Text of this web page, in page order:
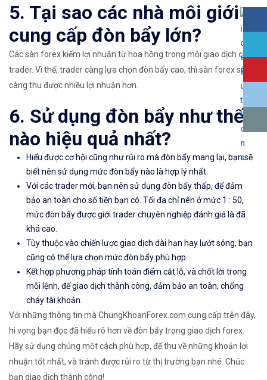
5. Tại sao các nhà môi giới
cung cấp đòn bẩy lớn?
Các sàn forex kiếm lợi nhuận từ hoa hồng trong mỗi giao dịch của
trader. Vì thế, trader càng lựa chọn đòn bẩy cao, thì sàn forex sẽ
càng thu được nhiều lợi nhuận hơn.
6. Sử dụng đòn bẩy như thế
nào hiệu quả nhất?
Hiểu được cơ hội cũng như rủi ro mà đòn bẩy mang lại, bạn sẽ
biết nên sử dụng mức đòn bẩy nào là hợp lý nhất.
Với các trader mới, bạn nên sử dụng đòn bẩy thấp, để đảm
bảo an toàn cho số tiền bạn có. Tối đa chỉ nên ở mức 1 : 50,
mức đòn bẩy được giới trader chuyên nghiệp đánh giá là đã
khá cao.
Tùy thuộc vào chiến lược giao dịch dài hạn hay lướt sóng, bạn
cũng có thể lựa chọn mức đòn bẩy phù hợp.
Kết hợp phương pháp tính toán điểm cắt lỗ, và chốt lời trong
mỗi lệnh, để giao dịch thành công, đảm bảo an toàn, chống
cháy tài khoản.
Với những thông tin mà ChungKhoanForex.com cung cấp trên đây,
hi vọng bạn đọc đã hiểu rõ hơn về đòn bẩy trong giao dịch forex.
Hãy sử dụng chúng một cách phù hợp, để thu về những khoản lợi
nhuận tốt nhất, và tránh được rủi ro từ thị trường bạn nhé. Chúc
bạn giao dịch thành công!